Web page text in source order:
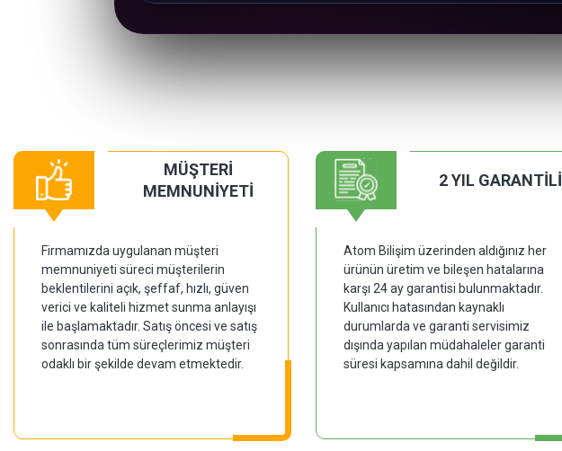
MÜŞTERİ
MEMNUNİYETİ
Firmamızda uygulanan müşteri
memnuniyeti süreci müşterilerin
beklentilerini açık, şeffaf, hızlı, güven
verici ve kaliteli hizmet sunma anlayışı
ile başlamaktadır. Satış öncesi ve satış
sonrasında tüm süreçlerimiz müşteri
odaklı bir şekilde devam etmektedir.
2 YIL GARANTİLİ
Atom Bilişim üzerinden aldığınız her
ürünün üretim ve bileşen hatalarına
karşı 24 ay garantisi bulunmaktadır.
Kullanıcı hatasından kaynaklı
durumlarda ve garanti servisimiz
dışında yapılan müdahaleler garanti
süresi kapsamına dahil değildir.